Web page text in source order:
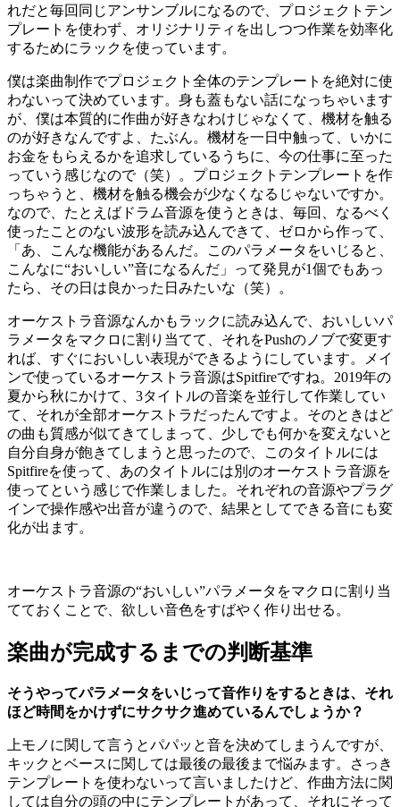
れだと毎回同じアンサンブルになるので、プロジェクトテン
プレートを使わず、オリジナリティを出しつつ作業を効率化
するためにラックを使っています。
僕は楽曲制作でプロジェクト全体のテンプレートを絶対に使
わないって決めています。身も蓋もない話になっちゃいます
が、僕は本質的に作曲が好きなわけじゃなくて、機材を触る
のが好きなんですよ、たぶん。機材を一日中触って、いかに
お金をもらえるかを追求しているうちに、今の仕事に至った
っていう感じなので（笑）。プロジェクトテンプレートを作
っちゃうと、機材を触る機会が少なくなるじゃないですか。
なので、たとえばドラム音源を使うときは、毎回、なるべく
使ったことのない波形を読み込んできて、ゼロから作って、
「あ、こんな機能があるんだ。このパラメータをいじると、
こんなに“おいしい”音になるんだ」って発見が1個でもあっ
たら、その日は良かった日みたいな（笑）。
オーケストラ音源なんかもラックに読み込んで、おいしいパ
ラメータをマクロに割り当てて、それをPushのノブで変更す
れば、すぐにおいしい表現ができるようにしています。メイ
ンで使っているオーケストラ音源はSpitfireですね。2019年の
夏から秋にかけて、3タイトルの音楽を並行して作業してい
て、それが全部オーケストラだったんですよ。そのときはど
の曲も質感が似てきてしまって、少しでも何かを変えないと
自分自身が飽きてしまうと思ったので、このタイトルには
Spitfireを使って、あのタイトルには別のオーケストラ音源を
使ってという感じで作業しました。それぞれの音源やプラグ
インで操作感や出音が違うので、結果としてできる音にも変
化が出ます。
オーケストラ音源の“おいしい”パラメータをマクロに割り当
てておくことで、欲しい音色をすばやく作り出せる。
楽曲が完成するまでの判断基準
そうやってパラメータをいじって音作りをするときは、それ
ほど時間をかけずにサクサク進めているんでしょうか？
上モノに関して言うとパパッと音を決めてしまうんですが、
キックとベースに関しては最後の最後まで悩みます。さっき
テンプレートを使わないって言いましたけど、作曲方法に関
しては自分の頭の中にテンプレートがあって、それにそって